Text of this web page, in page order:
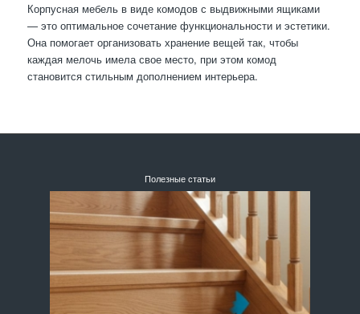
Корпусная мебель в виде комодов с выдвижными ящиками
— это оптимальное сочетание функциональности и эстетики.
Она помогает организовать хранение вещей так, чтобы
каждая мелочь имела свое место, при этом комод
становится стильным дополнением интерьера.
Полезные статьи